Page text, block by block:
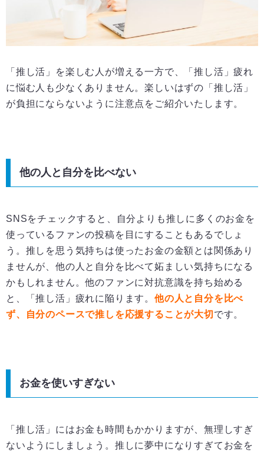
「推し活」を楽しむ人が増える一方で、「推し活」疲れ
に悩む人も少なくありません。楽しいはずの「推し活」
が負担にならないように注意点をご紹介いたします。
他の人と自分を比べない
SNSをチェックすると、自分よりも推しに多くのお金を
使っているファンの投稿を目にすることもあるでしょ
う。推しを思う気持ちは使ったお金の金額とは関係あり
ませんが、他の人と自分を比べて妬ましい気持ちになる
かもしれません。他のファンに対抗意識を持ち始める
と、「推し活」疲れに陥ります。 他の人と自分を比べ
ず、自分のペースで推しを応援することが大切 です。
お金を使いすぎない
「推し活」にはお金も時間もかかりますが、無理しすぎ
ないようにしましょう。推しに夢中になりすぎてお金を